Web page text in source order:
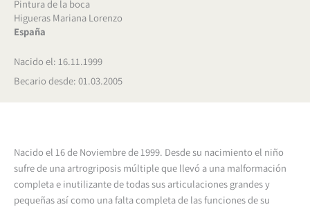
Pintura de la boca
Higueras Mariana Lorenzo
España
Nacido el: 16.11.1999
Becario desde: 01.03.2005
Nacido el 16 de Noviembre de 1999. Desde su nacimiento el niño
sufre de una artrogriposis múltiple que llevó a una malformación
completa e inutilizante de todas sus articulaciones grandes y
pequeñas así como una falta completa de las funciones de su